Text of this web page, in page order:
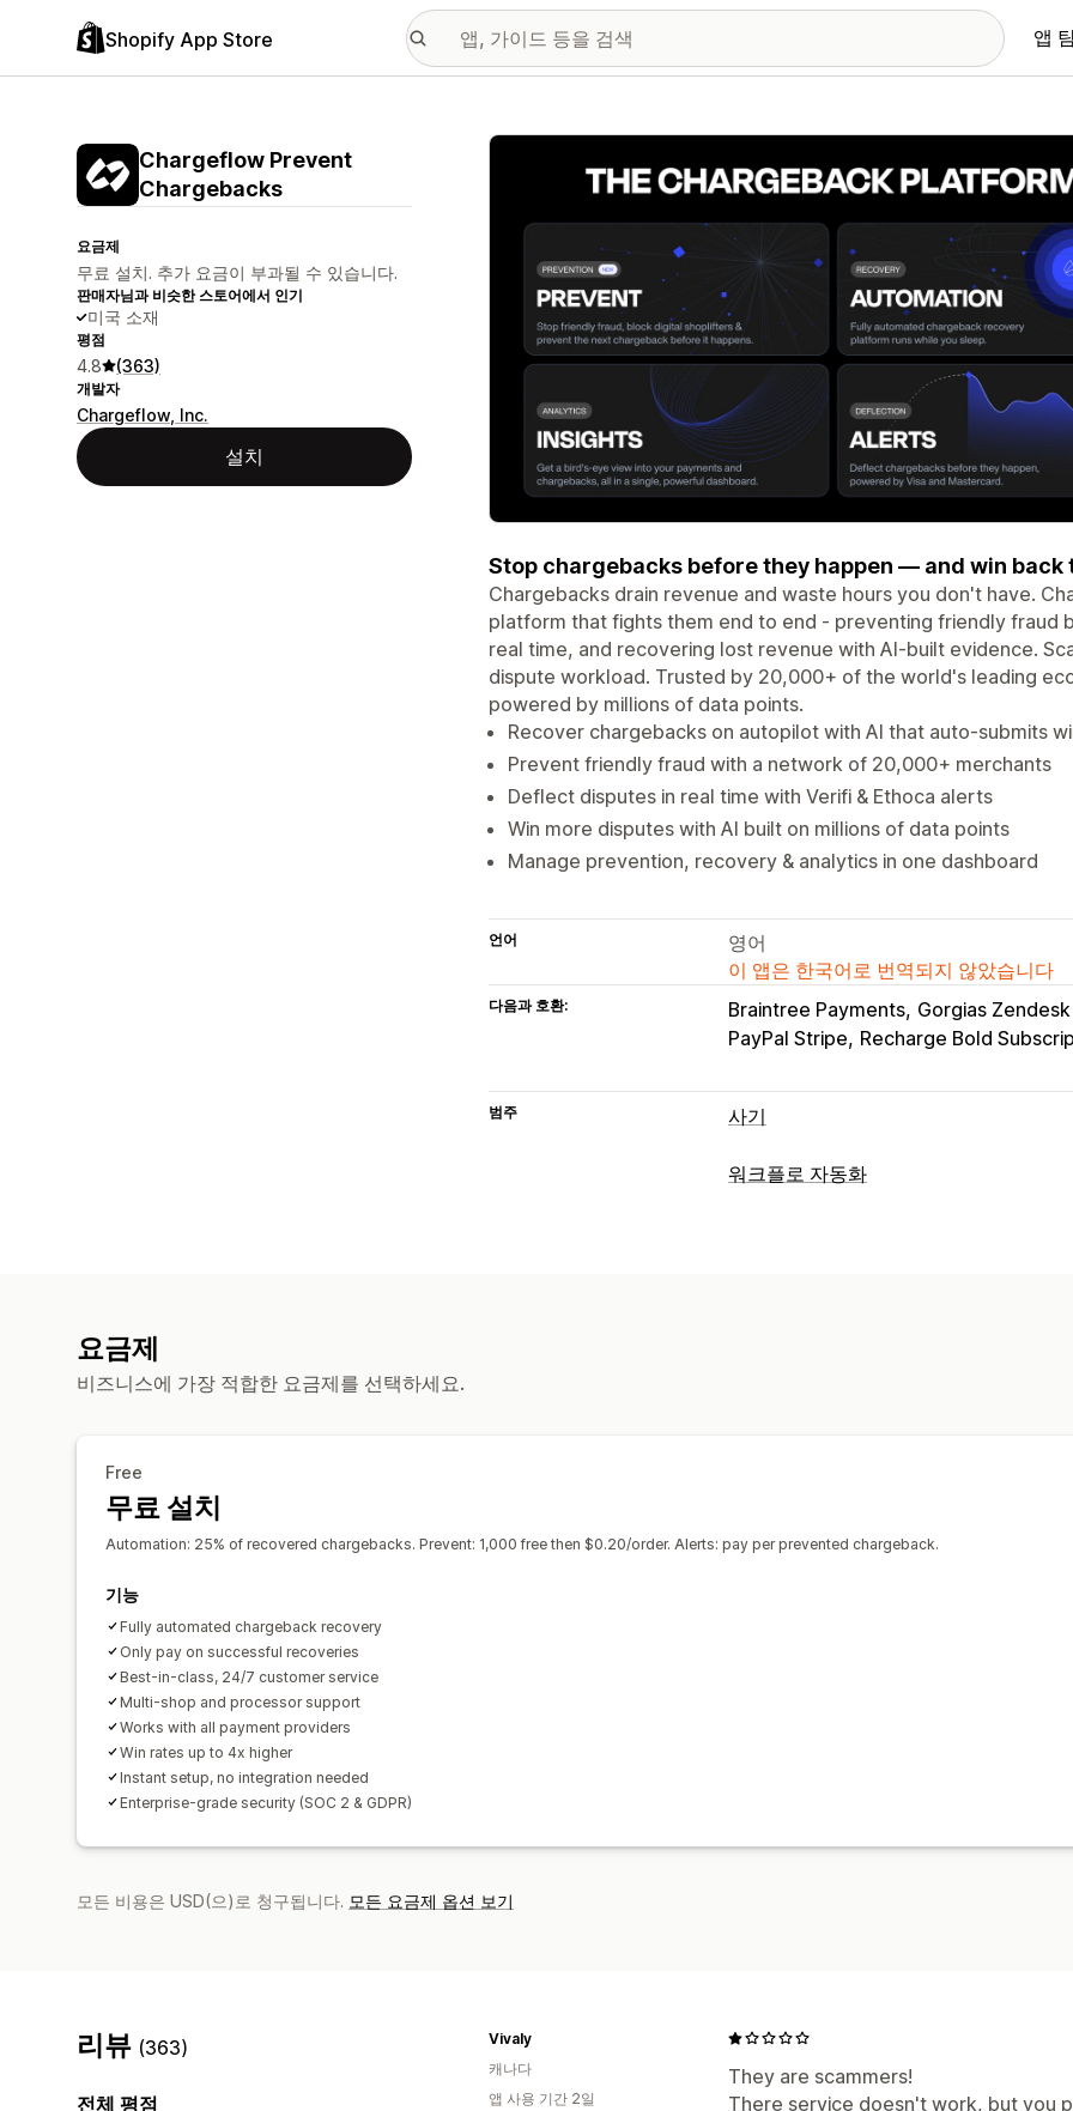
Shopify App Store 앱
Chargeflow Prevent
Chargebacks
요금제
무료 설치. 추가 요금이 부과될 수 있습니다.
판매자님과 비슷한 스토어에서 인기
미국 소재
평점
4.8 (363)
개발자
Chargeflow, Inc.
설치
추천 이미지 갤러리
Stop chargebacks before they happen — and win
Chargebacks drain revenue and waste hours you don't have.
platform that fights them end to end - preventing friendly fraud
real time, and recovering lost revenue with AI-built evidence.
dispute workload. Trusted by 20,000+ of the world's leading
powered by millions of data points.
Recover chargebacks on autopilot with AI that auto-submits
Prevent friendly fraud with a network of 20,000+ merchants
Deflect disputes in real time with Verifi & Ethoca alerts
Win more disputes with AI built on millions of data points
Manage prevention, recovery & analytics in one dashboard
언어
영어
이 앱은 한국어로 번역되지 않았습니다
다음과 호환: Braintree Payments Gorgias
PayPal Stripe Recharge Bold
범주 사기
사기 유형
워크플로 자동화
요금제
비즈니스에 가장 적합한 요금제를 선택하세요.
Free
무료 설치
Automation: 25% of recovered chargebacks. Prevent: 1,000 free then $0.20/order. Alerts: pay per prevented chargeback.
기능
Fully automated chargeback recovery
Only pay on successful recoveries
Best-in-class, 24/7 customer service
Multi-shop and processor support
Works with all payment providers
Win rates up to 4x higher
Instant setup, no integration needed
Enterprise-grade security (SOC 2 & GDPR)
모든 비용은 USD(으)로 청구됩니다. 모든 요금제 옵션 보기
리뷰 (363)
전체 평점
They are scammers!
There service doesn't work, but you
Vivaly
캐나다
앱 사용 기간 2일